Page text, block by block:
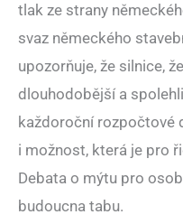
tlak ze strany
svaz německého
upozorňuje, že silnice,
dlouhodobější a
každoroční rozpočtové
i možnost, která je pro
Debata o mýtu pro
budoucna tabu.